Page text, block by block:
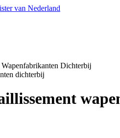
van Nederland
Dichterbij